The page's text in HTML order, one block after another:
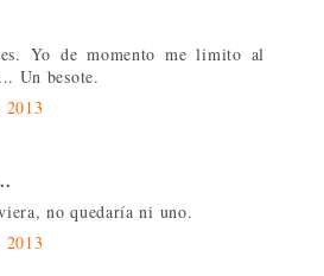
Yo de momento me limito al
Un besote.
no quedaría ni uno.